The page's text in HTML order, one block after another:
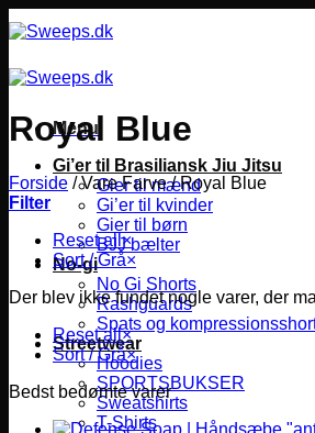
til
Menu
Gi’er til Brasiliansk Jiu Jitsu
Gier til mænd
Gi’er til kvinder
Gier til børn
BJJ bælter
No-gi
No Gi Shorts
Rashguards
Spats og
Streetwear
Hoodies
SPORTSBUKSER
Sweatshirts
T-Shirts
Royal Blue
Forside /Vare Farve/Royal Blue
Filter
Reset all×
Sort / Grå×
Der blev ikke fundet nogle varer, der
Reset all×
Sort / Grå×
Bedst bedømte varer